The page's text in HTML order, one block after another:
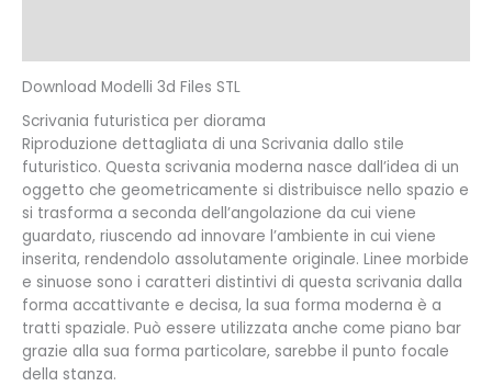
Download Modelli 3d Files STL
Scrivania futuristica per diorama
Riproduzione dettagliata di una Scrivania dallo stile
futuristico. Questa scrivania moderna nasce dall’idea di un
oggetto che geometricamente si distribuisce nello spazio e
si trasforma a seconda dell’angolazione da cui viene
guardato, riuscendo ad innovare l’ambiente in cui viene
inserita, rendendolo assolutamente originale. Linee morbide
e sinuose sono i caratteri distintivi di questa scrivania dalla
forma accattivante e decisa, la sua forma moderna è a
tratti spaziale. Può essere utilizzata anche come piano bar
grazie alla sua forma particolare, sarebbe il punto focale
della stanza.